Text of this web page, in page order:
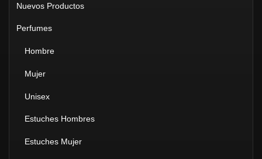
Nuevos Productos
Perfumes
Hombre
Mujer
Unisex
Estuches Hombres
Estuches Mujer